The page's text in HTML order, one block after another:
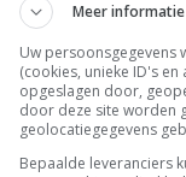
kader van goede
hier
van een
is om voor
Meer informatie
Uw persoonsgegevens
(cookies, unieke ID's
opgeslagen door,
door deze site worden
geolocatiegegevens
Bepaalde leveranciers